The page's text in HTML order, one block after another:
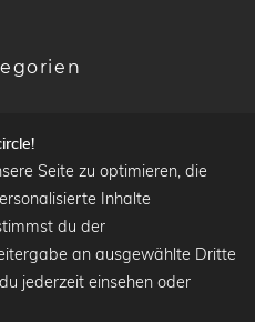
Seite zu optimieren, die
Inhalte
du der
an ausgewählte Dritte
jederzeit einsehen oder